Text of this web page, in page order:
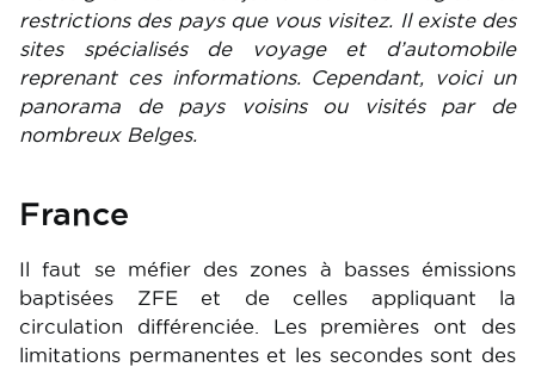
restrictions des pays que vous visitez. Il existe des
sites spécialisés de voyage et d’automobile
reprenant ces informations. Cependant, voici un
panorama de pays voisins ou visités par de
nombreux Belges.
France
Il faut se méfier des zones à basses émissions
baptisées ZFE et de celles appliquant la
circulation différenciée. Les premières ont des
limitations permanentes et les secondes sont des